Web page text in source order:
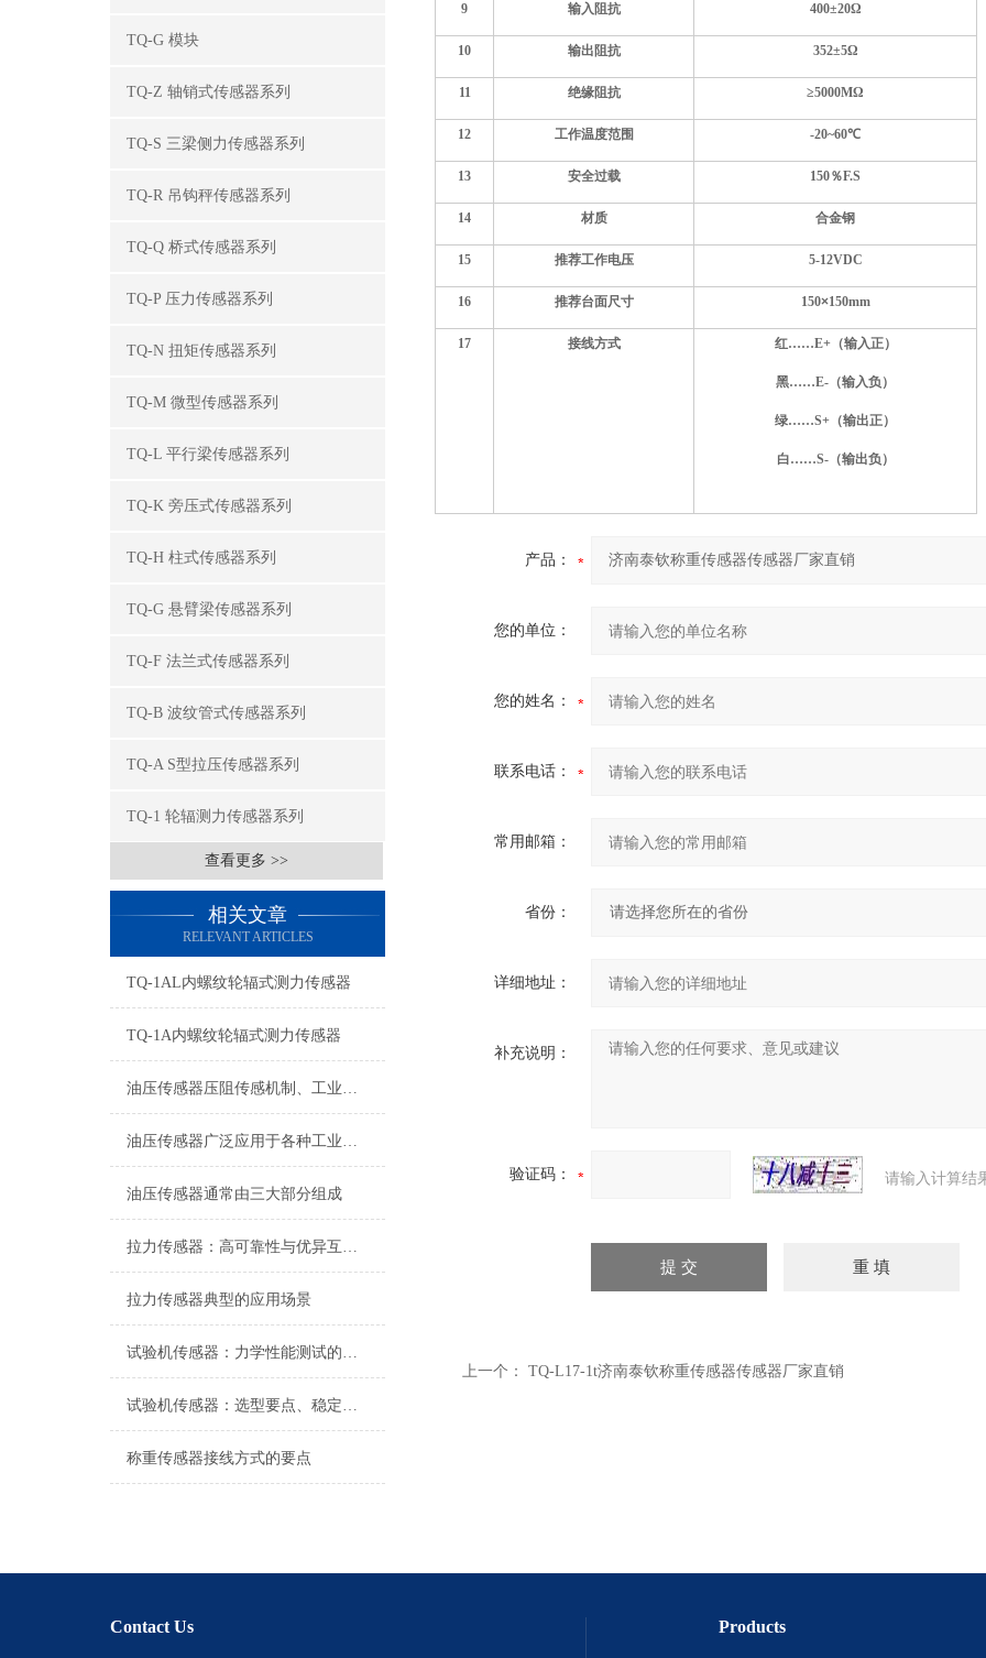
TQ-G 模块
TQ-Z 轴销式传感器系列
TQ-S 三梁侧力传感器系列
TQ-R 吊钩秤传感器系列
TQ-Q 桥式传感器系列
TQ-P 压力传感器系列
TQ-N 扭矩传感器系列
TQ-M 微型传感器系列
TQ-L 平行梁传感器系列
TQ-K 旁压式传感器系列
TQ-H 柱式传感器系列
TQ-G 悬臂梁传感器系列
TQ-F 法兰式传感器系列
TQ-B 波纹管式传感器系列
TQ-A S型拉压传感器系列
TQ-1 轮辐测力传感器系列
查看更多 >>
相关文章
RELEVANT ARTICLES
TQ-1AL内螺纹轮辐式测力传感器
TQ-1A内螺纹轮辐式测力传感器
油压传感器压阻传感机制、工业工况适配与标准化运维管理
油压传感器广泛应用于各种工业自控环境
油压传感器通常由三大部分组成
拉力传感器：高可靠性与优异互换性的技术解析
拉力传感器典型的应用场景
试验机传感器：力学性能测试的核心组件解析
试验机传感器：选型要点、稳定性及分类详解
称重传感器接线方式的要点
9 输入阻抗 400±20Ω
10 输出阻抗 352±5Ω
11 绝缘阻抗 ≥5000MΩ
12 工作温度范围 -20~60℃
13 安全过载 150％F.S
14 材质 合金钢
15 推荐工作电压 5-12VDC
16 推荐台面尺寸 150×150mm
17 接线方式 红……E+（输入正）
黑……E-（输入负）
绿……S+（输出正）
白……S-（输出负）
产品：
您的单位：
您的姓名：
联系电话：
常用邮箱：
省份：
详细地址：
补充说明：
验证码： 请输入计算结
上一个： TQ-L17-1t济南泰钦称重传感器传感器厂家直销
Contact Us Products